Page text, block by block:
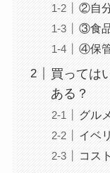
②自
③食
④保
買っては
ある？
グル
イベ
コス